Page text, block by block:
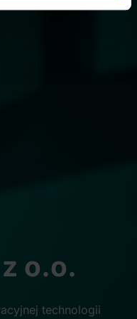
plików cookie możesz
o.o.
technologii